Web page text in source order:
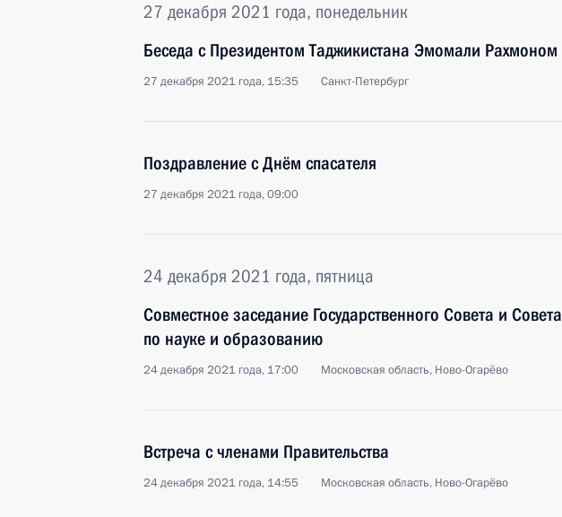
27 декабря 2021 года, понедельник
Беседа с Президентом Таджикистана Эмомали Рахмоном
27 декабря 2021 года, 15:35 Санкт-Петербург
Поздравление с Днём спасателя
27 декабря 2021 года, 09:00
24 декабря 2021 года, пятница
Совместное заседание Государственного Совета и Совета
по науке и образованию
24 декабря 2021 года, 17:00 Московская область, Ново-Огарёво
Встреча с членами Правительства
24 декабря 2021 года, 14:55 Московская область, Ново-Огарёво